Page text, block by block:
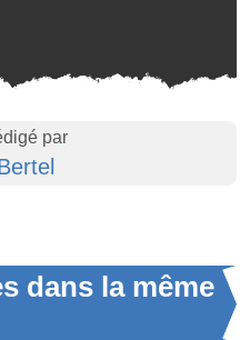
par
dans la même